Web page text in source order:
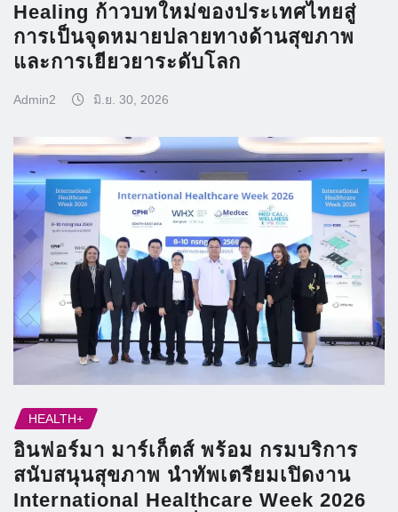
Healing ก้าวบทใหม่ของประเทศไทยสู่
การเป็นจุดหมายปลายทางด้านสุขภาพ
และการเยียวยาระดับโลก
Admin2 มิ.ย. 30, 2026
HEALTH+
อินฟอร์มา มาร์เก็ตส์ พร้อม กรมบริการ
สนับสนุนสุขภาพ นำทัพเตรียมเปิดงาน
International Healthcare Week 2026